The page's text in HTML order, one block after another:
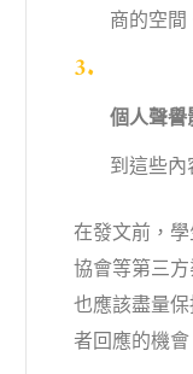
商的空間
個人聲譽
到這些內
在發文前，
協會等第三
也應該盡量
者回應的機會